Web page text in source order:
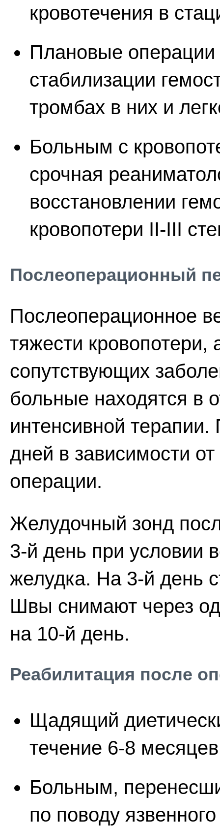
кровотечения в
Плановые
стабилизации
тромбах в них и
Больным с
срочная
восстановлении
кровопотери II-III
Послеоперационный
Послеоперационное
тяжести
сопутствующих
больные находятся в
интенсивной
дней в зависимости
операции.
Желудочный зонд
3-й день при условии
желудка. На 3-й день
Швы снимают через
на 10-й день.
Реабилитация после
Щадящий
течение 6-8
Больным,
по поводу